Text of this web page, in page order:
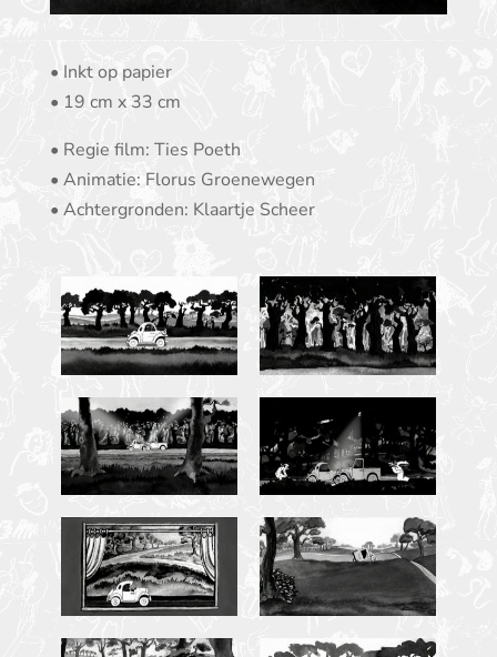
• Inkt op papier
• 19 cm x 33 cm
• Regie film: Ties Poeth
• Animatie: Florus Groenewegen
• Achtergronden: Klaartje Scheer